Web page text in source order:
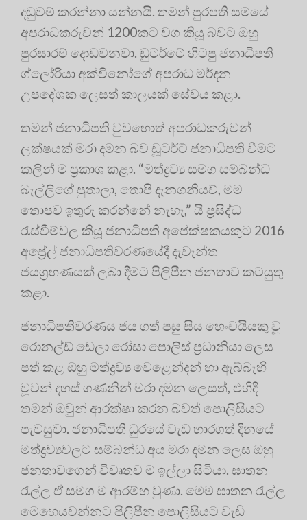
දඬුවම් කරන්නා යන්නයි. තමන් පුරපති සමයේ
අපරාධකරුවන් 1200කට වග කියූ බවට ඔහු
පුරසාරම් දොඩවනවා. ඩුටර්ටේ හිටපු ජනාධිපති
ග්ලෝරියා අක්විනෝගේ අපරාධ මර්දන
උපදේශක ලෙසත් කාලයක් සේවය කළා.
තමන් ජනාධිපති වුවහොත් අපරාධකරුවන්
ලක්ෂයක් මරා දමන බව ඩූටර්ට් ජනාධිපති වීමට
කලින් ම ප්‍ර‍කාශ කළා. “මත්ද්‍ර‍ව්‍ය සමග සම්බන්ධ
බැල්ලිගේ පුතාලා, තොපි දැනගනියව්, මම
තොපව ඉතුරු කරන්නේ නැහැ,” යි ප්‍ර‍සිද්ධ
රැස්වීම්වල කියූ ජනාධිපති අපේක්ෂකයකුට 2016
අප්‍රේල් ජනාධිපතිවරණයේදී දැවැන්ත
ජයග්‍ර‍හණයක් ලබා දීමට පිලිපීන ජනතාව කටයුතු
කළා.
ජනාධිපතිවරණය ජය ගත් පසු සිය හෙංචයියකු වූ
රොනල්ඩ් ඩෙලා රෝසා පොලිස් ප්‍ර‍ධානියා ලෙස
පත් කළ ඔහු මත්ද්‍ර‍ව්‍ය වෙළෙන්දන් හා ඇබ්බැහි
වූවන් දහස් ගණනින් මරා දමන ලෙසත්, එහිදී
තමන් ඔවුන් ආරක්ෂා කරන බවත් පොලිසියට
පැවසුවා. ජනාධිපති ධුරයේ වැඩ භාරගත් දිනයේ
මත්ද්‍ර‍ව්‍යවලට සම්බන්ධ අය මරා දමන ලෙස ඔහු
ජනතාවගෙන් විවෘතව ම ඉල්ලා සිටියා. ඝාතන
රැල්ල ඒ සමග ම ආරම්භ වුණා. මෙම ඝාතන රැල්ල
මෙහෙයවන්නට පිලිපීන පොලිසියට වැඩි